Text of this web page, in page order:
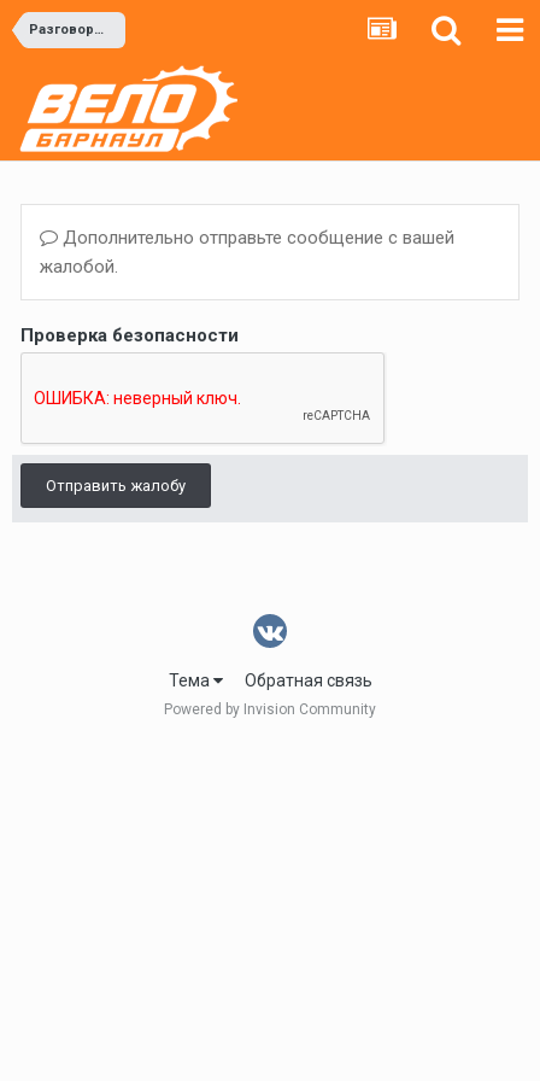
Разговоры в тему
Дополнительно отправьте сообщение с вашей
жалобой.
Проверка безопасности
Отправить жалобу
Тема Обратная связь
Powered by Invision Community